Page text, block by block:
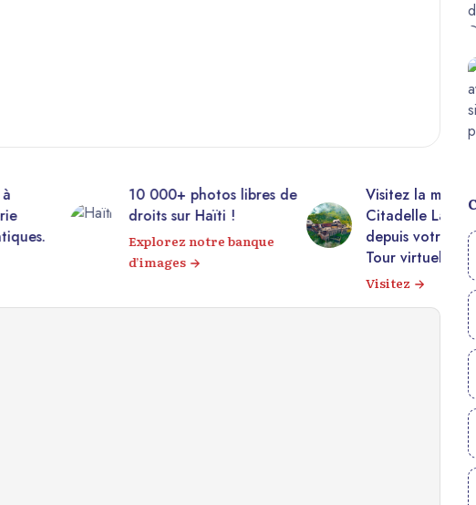
10 000+ photos libres de
droits sur Haïti !
Explorez notre banque
Visitez la majestueuse
Citadelle Laferrière
depuis votre canapé !
Tour virtuel 360°